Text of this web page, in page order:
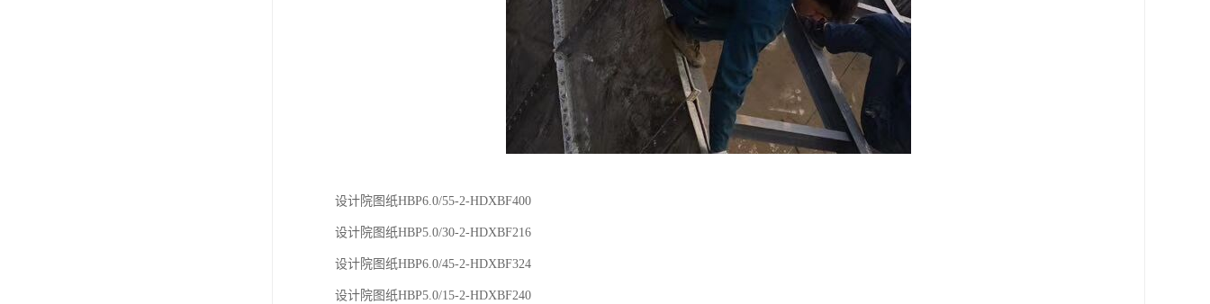
设计院图纸HBP6.0/55-2-HDXBF400
设计院图纸HBP5.0/30-2-HDXBF216
设计院图纸HBP6.0/45-2-HDXBF324
设计院图纸HBP5.0/15-2-HDXBF240